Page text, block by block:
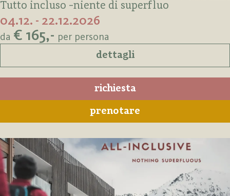
Tutto incluso -niente di superfluo
04.12. - 22.12.2026
da € 165,- per persona
dettagli
richiesta
prenotare